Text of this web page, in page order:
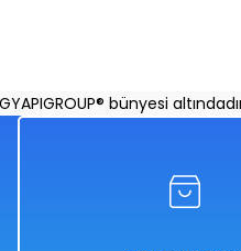
3+ Yaş Pro Scooter
bünyesi altındadır.